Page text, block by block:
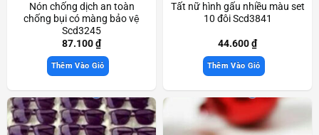
Nón chống dịch an toàn
chống bụi có màng bảo vệ
Scd3245
87.100₫
Thêm Vào Giỏ
Tất nữ hình gấu nhiều màu set
10 đôi Scd3841
44.600₫
Thêm Vào Giỏ